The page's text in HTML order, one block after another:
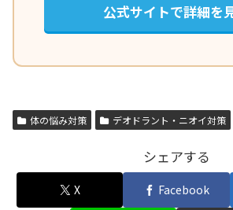
公式サイトで詳細を
体の悩み対策 デオドラント・ニオイ対策
シェアする
X Facebook